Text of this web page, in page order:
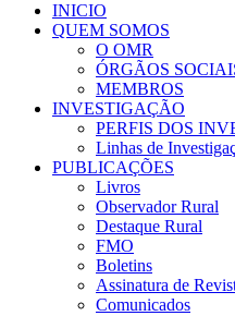
INICIO
QUEM SOMOS
O OMR
ÓRGÃOS
MEMBROS
INVESTIGAÇÃO
PERFIS DOS
Linhas de
PUBLICAÇÕES
Livros
Observador Rural
Destaque Rural
FMO
Boletins
Assinatura de
Comunicados